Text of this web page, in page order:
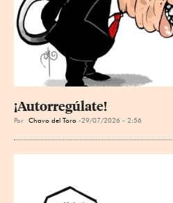
¡Autorregúlate!
Por Chavo del Toro 29/07/2026 - 2:56